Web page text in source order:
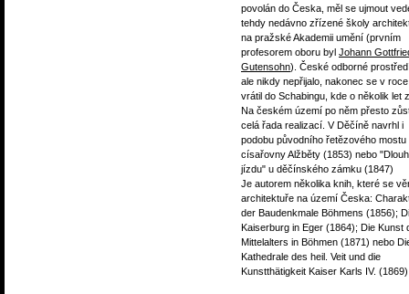
povolán do Česka, měl se ujmout
tehdy nedávno zřízené školy
na pražské Akademii umění (prvním
profesorem oboru byl Johann
Gutensohn). České odborné
ale nikdy nepřijalo, nakonec se v
vrátil do Schabingu, kde o několik let
Na českém území po něm přesto
celá řada realizací. V Děčíně navrhl i
podobu původního řetězového mostu
císařovny Alžběty (1853) nebo
jízdu" u děčínského zámku (1847)
Je autorem několika knih, které se
architektuře na území Česka:
der Baudenkmale Böhmens (1856);
Kaiserburg in Eger (1864); Die Kunst
Mittelalters in Böhmen (1871) nebo
Kathedrale des heil. Veit und die
Kunstthätigkeit Kaiser Karls IV.